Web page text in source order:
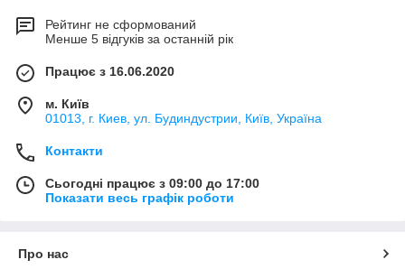
Рейтинг не сформований
Менше 5 відгуків за останній рік
Працює з 16.06.2020
м. Київ
01013, г. Киев, ул. Будиндустрии, Київ, Україна
Контакти
Сьогодні працює з 09:00 до 17:00
Показати весь графік роботи
Про нас